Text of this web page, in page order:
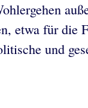
etwa für die
und